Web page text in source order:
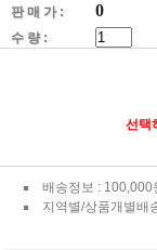
판 매 가 : 0
수 량 :
선택
배송정보 : 100,000
지역별/상품개별배